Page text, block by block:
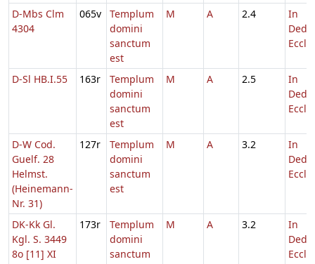
D-Mbs Clm
4304
065v
Templum
domini
sanctum
est
M A 2.4
In
Eccl.
D-Sl HB.I.55 163r
Templum
domini
sanctum
est
M A 2.5
In
Eccl.
D-W Cod.
Guelf. 28
Helmst.
(Heinemann-
Nr. 31)
127r
Templum
domini
sanctum
est
M A 3.2
In
Eccl.
DK-Kk Gl.
Kgl. S. 3449
8o [11] XI
173r
Templum
domini
sanctum
M A 3.2
In
Eccl.